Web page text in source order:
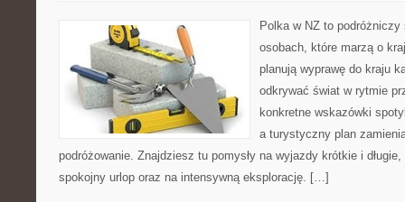
Polka w NZ to
osobach, które marzą o
planują wyprawę do kraju
odkrywać świat w rytmie
konkretne wskazówki
a turystyczny plan
podróżowanie. Znajdziesz tu pomysły na wyjazdy krótkie i
spokojny urlop oraz na intensywną eksplorację. […]